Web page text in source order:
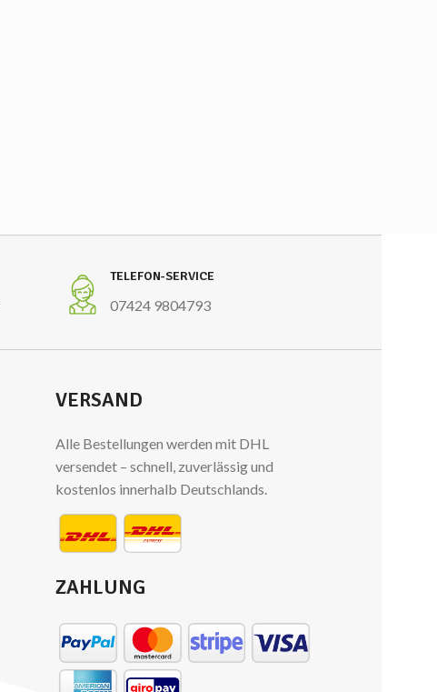
TELEFON-SERVICE
07424 9804793
VERSAND
Alle Bestellungen werden mit DHL
versendet – schnell, zuverlässig und
kostenlos innerhalb Deutschlands.
ZAHLUNG